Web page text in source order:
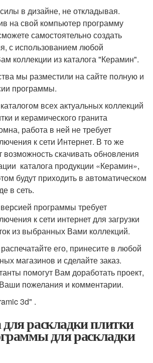
в дизайне, не откладывая.
на свой компьютер программу
самостоятельно создать
с использованием любой
коллекции из каталога "Керамин".
мы разместили на сайте полную и
программы.
всех актуальных коллекций
и керамического гранита
работа в ней не требует
к сети Интернет. В то же
возможность скачивать обновления
каталога продукции «Керамин»,
будут приходить в автоматическом
в сеть.
программы требует
к сети интернет для загрузки
из выбранных Вами коллекций.
его, принесите в любой
магазинов и сделайте заказ.
помогут Вам доработать проект,
пожелания и комментарии.
3d" .
раскладки плитки
для раскладки